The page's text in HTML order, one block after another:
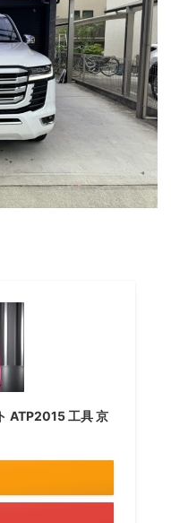
ATP2015 工具 京